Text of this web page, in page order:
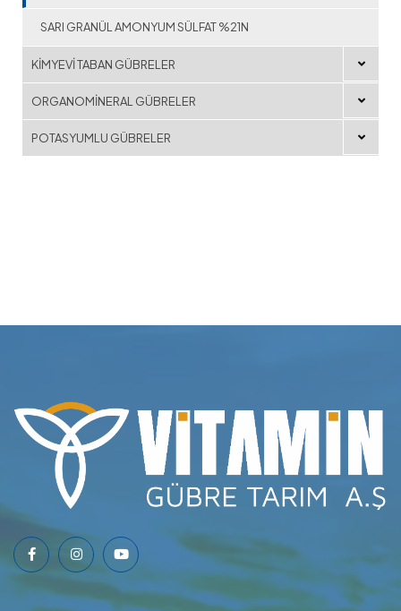
SARI GRANÜL AMONYUM SÜLFAT %21N
KİMYEVİ TABAN GÜBRELER
ORGANOMİNERAL GÜBRELER
POTASYUMLU GÜBRELER